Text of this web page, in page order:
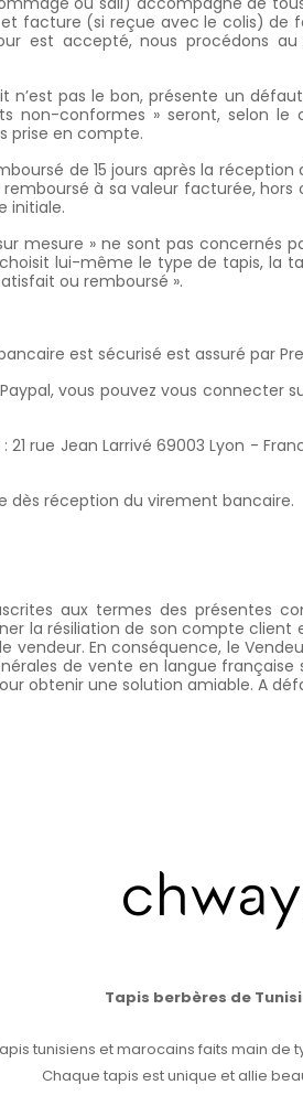
facture (si reçue avec le colis)
est accepté, nous procédons
n’est pas le bon, présente un
non-conformes » seront, selon
prise en compte.
de 15 jours après la
à sa valeur facturée,
initiale.
mesure » ne sont pas concernés
lui-même le type de tapis, la
ou remboursé ».
est sécurisé est assuré par
vous pouvez vous
21 rue Jean Larrivé 69003 Lyon -
dès réception du virement bancaire.
aux termes des présentes
la résiliation de son compte
vendeur. En conséquence, le
de vente en langue
obtenir une solution amiable. A
Tapis berbères de
tunisiens et marocains faits main de
Chaque tapis est unique et allie